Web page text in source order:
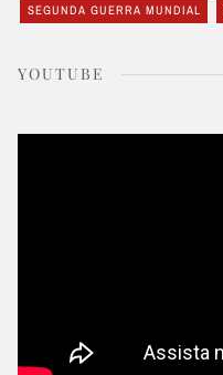
SEGUNDA GUERRA MUNDIAL
YOUTUBE